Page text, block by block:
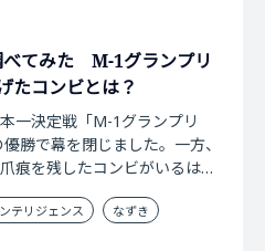
てみた M-1グランプリ
たコンビとは？
一決定戦「M-1グランプリ
勝で幕を閉じました。一方、
痕を残したコンビがいるはず
評価や今後影響力が出そう
テリジェンス なずき